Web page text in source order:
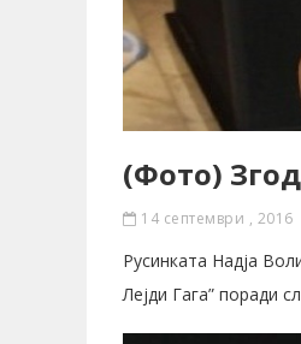
(Фото)
14 септември , 2016
Русинката Надја
Лејди Гага” поради